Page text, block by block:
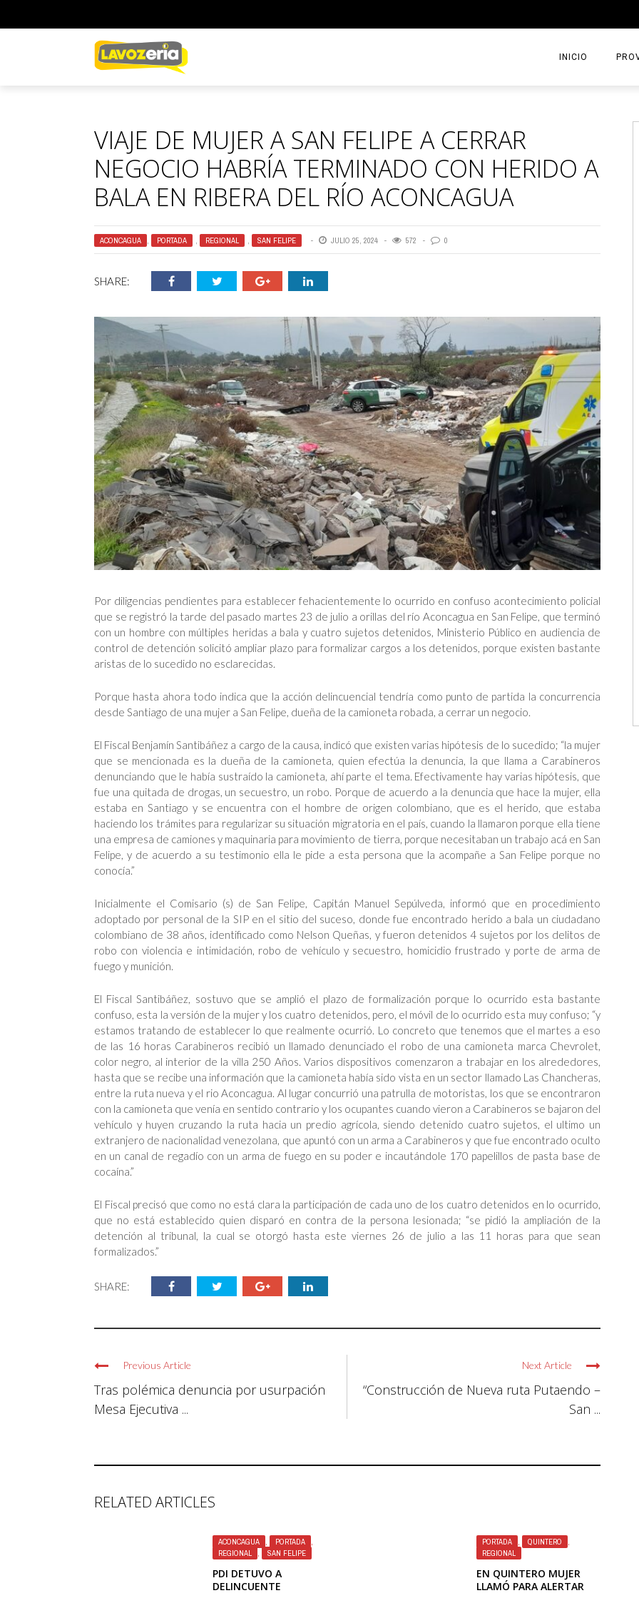
INICIO
VIAJE DE MUJER A SAN FELIPE A CERRAR
NEGOCIO HABRÍA TERMINADO CON HERIDO A
BALA EN RIBERA DEL RÍO ACONCAGUA
ACONCAGUA , PORTADA , REGIONAL , SAN FELIPE JULIO 25, 2024 572 0
SHARE:
Por diligencias pendientes para establecer fehacientemente lo ocurrido en confuso acontecimiento policial
que se registró la tarde del pasado martes 23 de julio a orillas del río Aconcagua en San Felipe, que terminó
con un hombre con múltiples heridas a bala y cuatro sujetos detenidos, Ministerio Público en audiencia de
control de detención solicitó ampliar plazo para formalizar cargos a los detenidos, porque existen bastante
aristas de lo sucedido no esclarecidas.
Porque hasta ahora todo indica que la acción delincuencial tendría como punto de partida la concurrencia
desde Santiago de una mujer a San Felipe, dueña de la camioneta robada, a cerrar un negocio.
El Fiscal Benjamín Santibáñez a cargo de la causa, indicó que existen varias hipótesis de lo sucedido; “la mujer
que se mencionada es la dueña de la camioneta, quien efectúa la denuncia, la que llama a Carabineros
denunciando que le había sustraído la camioneta, ahí parte el tema. Efectivamente hay varias hipótesis, que
fue una quitada de drogas, un secuestro, un robo. Porque de acuerdo a la denuncia que hace la mujer, ella
estaba en Santiago y se encuentra con el hombre de origen colombiano, que es el herido, que estaba
haciendo los trámites para regularizar su situación migratoria en el país, cuando la llamaron porque ella tiene
una empresa de camiones y maquinaria para movimiento de tierra, porque necesitaban un trabajo acá en San
Felipe, y de acuerdo a su testimonio ella le pide a esta persona que la acompañe a San Felipe porque no
conocía.”
Inicialmente el Comisario (s) de San Felipe, Capitán Manuel Sepúlveda, informó que en procedimiento
adoptado por personal de la SIP en el sitio del suceso, donde fue encontrado herido a bala un ciudadano
colombiano de 38 años, identificado como Nelson Queñas, y fueron detenidos 4 sujetos por los delitos de
robo con violencia e intimidación, robo de vehículo y secuestro, homicidio frustrado y porte de arma de
fuego y munición.
El Fiscal Santibáñez, sostuvo que se amplió el plazo de formalización porque lo ocurrido esta bastante
confuso, esta la versión de la mujer y los cuatro detenidos, pero, el móvil de lo ocurrido esta muy confuso; “y
estamos tratando de establecer lo que realmente ocurrió. Lo concreto que tenemos que el martes a eso
de las 16 horas Carabineros recibió un llamado denunciado el robo de una camioneta marca Chevrolet,
color negro, al interior de la villa 250 Años. Varios dispositivos comenzaron a trabajar en los alrededores,
hasta que se recibe una información que la camioneta había sido vista en un sector llamado Las Chancheras,
entre la ruta nueva y el rio Aconcagua. Al lugar concurrió una patrulla de motoristas, los que se encontraron
con la camioneta que venía en sentido contrario y los ocupantes cuando vieron a Carabineros se bajaron del
vehículo y huyen cruzando la ruta hacia un predio agrícola, siendo detenido cuatro sujetos, el ultimo un
extranjero de nacionalidad venezolana, que apuntó con un arma a Carabineros y que fue encontrado oculto
en un canal de regadío con un arma de fuego en su poder e incautándole 170 papelillos de pasta base de
cocaína.”
El Fiscal precisó que como no está clara la participación de cada uno de los cuatro detenidos en lo ocurrido,
que no está establecido quien disparó en contra de la persona lesionada; “se pidió la ampliación de la
detención al tribunal, la cual se otorgó hasta este viernes 26 de julio a las 11 horas para que sean
formalizados.”
SHARE:
Previous Article
Tras polémica denuncia por usurpación
Mesa Ejecutiva ...
Next Article
“Construcción de Nueva ruta Putaendo –
San ...
RELATED ARTICLES
ACONCAGUA , PORTADA
,
REGIONAL
, SAN FELIPE
PDI DETUVO A
DELINCUENTE
PORTADA , QUINTERO
,
REGIONAL
EN QUINTERO MUJER
LLAMÓ PARA ALERTAR